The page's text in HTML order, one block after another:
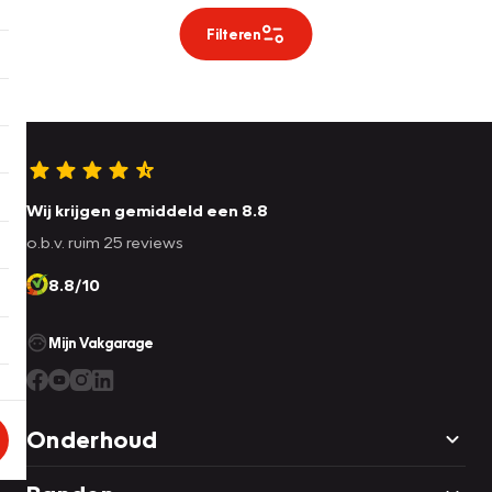
Filteren
Wij krijgen gemiddeld een 8.8
o.b.v. ruim 25 reviews
8.8/10
Mijn Vakgarage
Onderhoud